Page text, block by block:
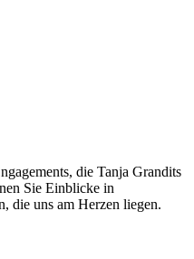
die Tanja Grandits
Sie Einblicke in
die uns am Herzen liegen.